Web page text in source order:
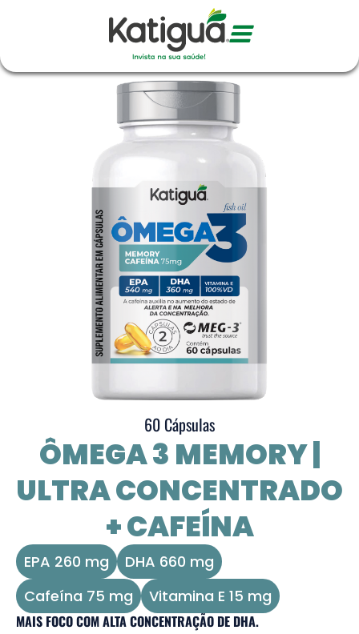
60 Cápsulas
ÔMEGA 3 MEMORY |
ULTRA CONCENTRADO
+ CAFEÍNA
EPA 260 mg
DHA 660 mg
Cafeína 75 mg
Vitamina E 15 mg
MAIS FOCO COM ALTA CONCENTRAÇÃO DE DHA.